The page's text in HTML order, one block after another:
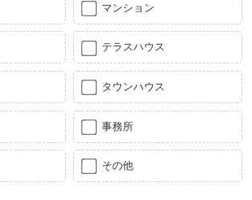
マンション
テラスハウス
タウンハウス
事務所
その他